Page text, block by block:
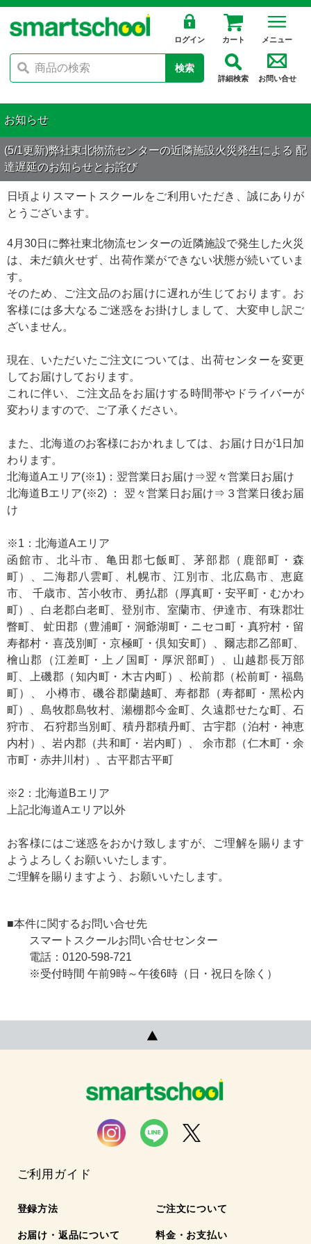
ログイン カート メニュー
検索
詳細検索 お問い合せ
お知らせ
(5/1更新)弊社東北物流センターの近隣施設火災発生による 配
達遅延のお知らせとお詫び
日頃よりスマートスクールをご利用いただき、誠にありが
とうございます。
4月30日に弊社東北物流センターの近隣施設で発生した火災
は、未だ鎮火せず、出荷作業ができない状態が続いていま
す。
そのため、ご注文品のお届けに遅れが生じております。お
客様には多大なるご迷惑をお掛けしまして、大変申し訳ご
ざいません。
現在、いただいたご注文については、出荷センターを変更
してお届けしております。
これに伴い、ご注文品をお届けする時間帯やドライバーが
変わりますので、ご了承ください。
また、北海道のお客様におかれましては、お届け日が1日加
わります。
北海道Aエリア(※1)：翌営業日お届け⇒翌々営業日お届け
北海道Bエリア(※2) ： 翌々営業日お届け⇒３営業日後お届
け
※1：北海道Aエリア
函館市、北⽃市、⻲⽥郡七飯町、茅部郡（⿅部町・森
町）、⼆海郡⼋雲町、札幌市、江別市、北広島市、恵庭
市、 千歳市、苫⼩牧市、勇払郡（厚真町・安平町・むかわ
町）、⽩⽼郡⽩⽼町、登別市、室蘭市、伊達市、有珠郡壮
瞥町、 虻⽥郡（豊浦町・洞爺湖町・ニセコ町・真狩村・留
寿都村・喜茂別町・京極町・倶知安町）、爾志郡⼄部町、
檜⼭郡（江差町・上ノ国町・厚沢部町）、⼭越郡⻑万部
町、上磯郡（知内町・木古内町）、松前郡（松前町・福島
町）、 ⼩樽市、磯⾕郡蘭越町、寿都郡（寿都町・⿊松内
町）、島牧郡島牧村、瀬棚郡今⾦町、久遠郡せたな町、⽯
狩市、 ⽯狩郡当別町、積丹郡積丹町、古宇郡（泊村・神恵
内村）、岩内郡（共和町・岩内町）、 余市郡（仁木町・余
市町・赤井川村）、古平郡古平町
※2：北海道Bエリア
上記北海道Aエリア以外
お客様にはご迷惑をおかけ致しますが、ご理解を賜ります
ようよろしくお願いいたします。
ご理解を賜りますよう、お願いいたします。
■本件に関するお問い合せ先
スマートスクールお問い合せセンター
電話：0120-598-721
※受付時間 午前9時～午後6時（日・祝日を除く）
ご利用ガイド
登録方法 ご注文について
お届け・返品について 料金・お支払い